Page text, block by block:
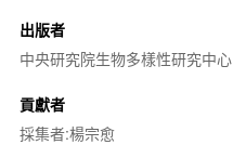
出版者
中央研究院生物多樣性研究中心
貢獻者
採集者:楊宗愈